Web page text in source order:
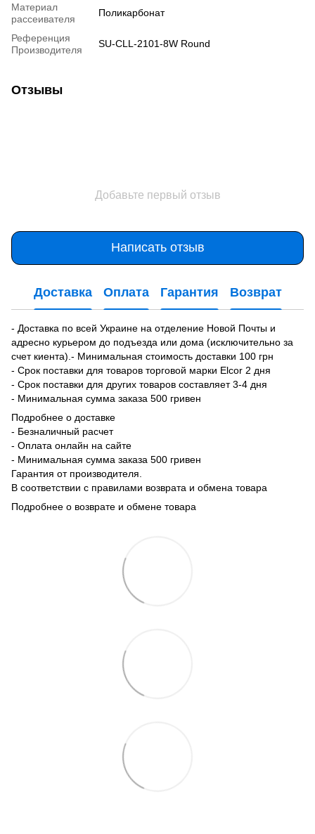
Материал
рассеивателя
Поликарбонат
Референция
Производителя
SU-CLL-2101-8W Round
Отзывы
Добавьте первый отзыв
Написать отзыв
Доставка Оплата Гарантия Возврат
- Доставка по всей Украине на отделение Новой Почты и
адресно курьером до подъезда или дома (исключительно за
счет киента).- Минимальная стоимость доставки 100 грн
- Срок поставки для товаров торговой марки Elcor 2 дня
- Срок поставки для других товаров составляет 3-4 дня
- Минимальная сумма заказа 500 гривен
Подробнее о доставке
- Безналичный расчет
- Оплата онлайн на сайте
- Минимальная сумма заказа 500 гривен
Гарантия от производителя.
В соответствии с правилами возврата и обмена товара
Подробнее о возврате и обмене товара